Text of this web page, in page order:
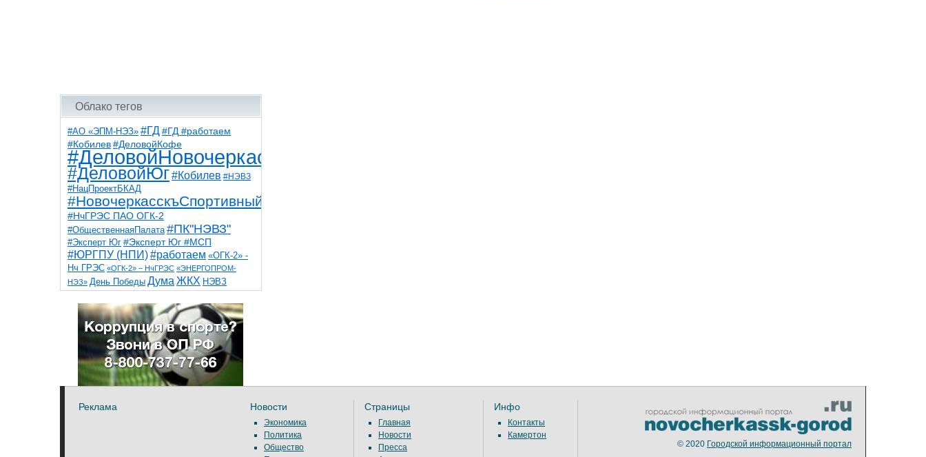
Облако тегов
#АО «ЭПМ-НЭЗ» #ГД #ГД #работаем
#Кобилев #ДеловойКофе
#ДеловойНовочеркасск
#ДеловойЮг#Кобилев #НЭВЗ
#НацПроектБКАД
#НовочеркасскъСпортивный
#НчГРЭС ПАО ОГК-2
#ОбщественнаяПалата #ПК"НЭВЗ"
#Эксперт Юг #Эксперт Юг #МСП
#ЮРГПУ (НПИ)#работаем «ОГК-2» -
Нч ГРЭС «ОГК-2» – НчГРЭС «ЭНЕРГОПРОМ-
НЭЗ» День Победы Дума ЖКХ НЭВЗ
НчГРЭС ТНТ
благоустройствоветераны выборы
детидороги казаки коррупция космос
общественная палата парк пожар роща
спорт театр транспорт художники
Реклама Новости
Экономика
Политика
Общество
Страницы
Главная
Новости
Пресса
Инфо
Контакты
Камертон
© 2020 Городской информационный портал